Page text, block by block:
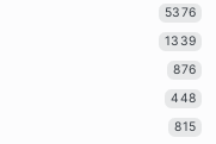
5376
1339
876
448
815